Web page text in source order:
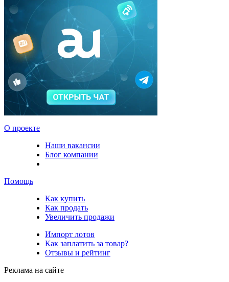
О проекте
Наши вакансии
Блог компании
Помощь
Как купить
Как продать
Увеличить продажи
Импорт лотов
Как заплатить за товар?
Отзывы и рейтинг
Реклама на сайте